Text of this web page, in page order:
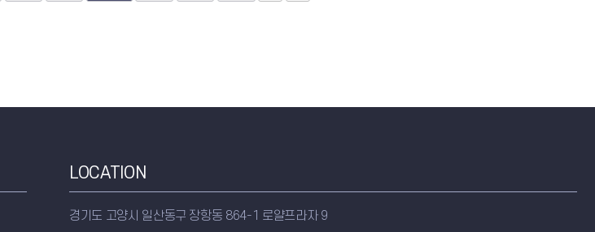
LOCATION
경기도 고양시 일산동구 장항동 864-1 로얄프라자 9